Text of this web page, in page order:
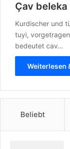
Çav
Kurdischer und
tuyi, vorgetragen
bedeutet cav…
Weiterlesen
Beliebt